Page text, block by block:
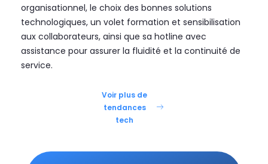
organisationnel, le choix des bonnes solutions
technologiques, un volet formation et sensibilisation
aux collaborateurs, ainsi que sa hotline avec
assistance pour assurer la fluidité et la continuité de
service.
Voir plus de
tendances
tech